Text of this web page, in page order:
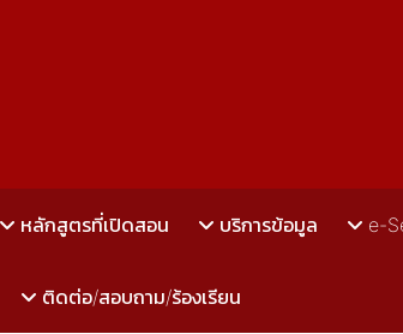
หลักสูตรที่เปิดสอน บริการข้อมูล e-
ติดต่อ/สอบถาม/ร้องเรียน